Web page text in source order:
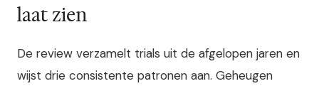
laat zien
De review verzamelt trials uit de afgelopen jaren en
wijst drie consistente patronen aan. Geheugen